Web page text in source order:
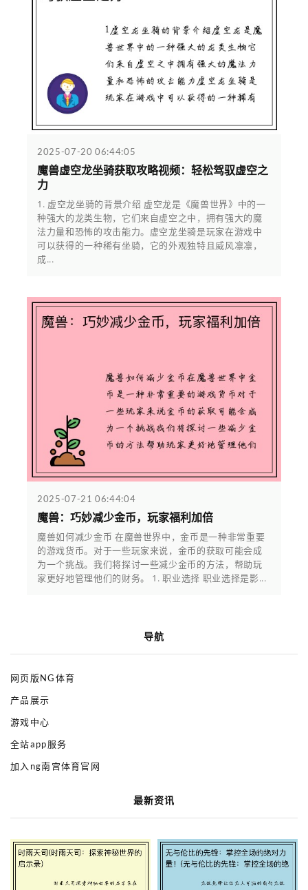
2025-07-20 06:44:05
魔兽虚空龙坐骑获取攻略视频：轻松驾驭虚空之
力
1. 虚空龙坐骑的背景介绍 虚空龙是《魔兽世界》中的一
种强大的龙类生物，它们来自虚空之中，拥有强大的魔
法力量和恐怖的攻击能力。虚空龙坐骑是玩家在游戏中
可以获得的一种稀有坐骑，它的外观独特且威风凛凛，
成...
2025-07-21 06:44:04
魔兽：巧妙减少金币，玩家福利加倍
魔兽如何减少金币 在魔兽世界中，金币是一种非常重要
的游戏货币。对于一些玩家来说，金币的获取可能会成
为一个挑战。我们将探讨一些减少金币的方法，帮助玩
家更好地管理他们的财务。 1. 职业选择 职业选择是影...
导航
网页版NG体育
产品展示
游戏中心
全站app服务
加入ng南宫体育官网
最新资讯